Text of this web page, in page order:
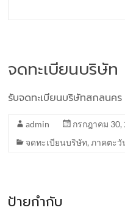
จดทะเบียนบริษั
รับจดทะเบียนบริษัทสกลนค
admin
กรกฎาคม 30,
จดทะเบียนบริษัท,ภาคตะวั
ป้ายกำกับ